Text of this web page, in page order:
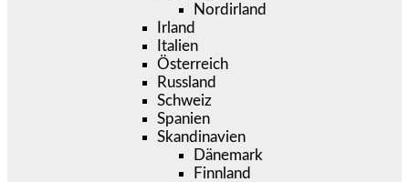
Nordirland
Irland
Italien
Österreich
Russland
Schweiz
Spanien
Skandinavien
Dänemark
Finnland